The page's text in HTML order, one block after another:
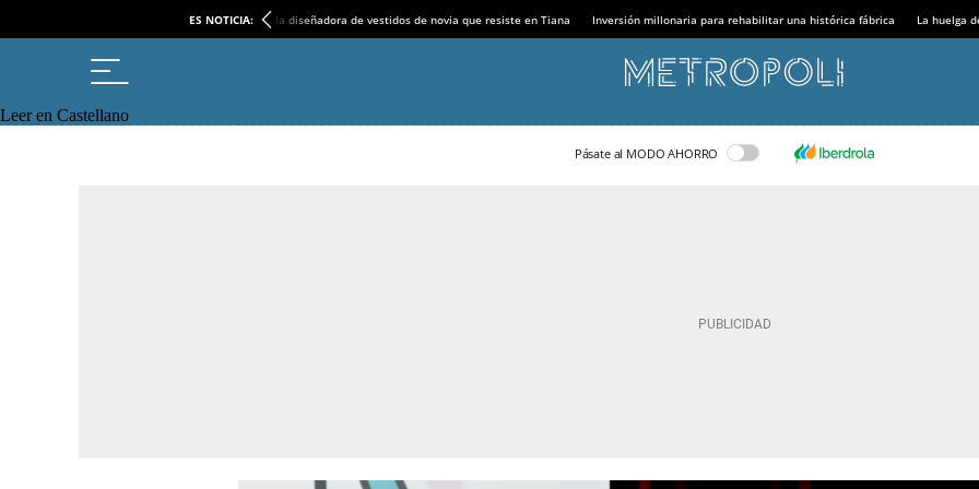
ES NOTICIA: la diseñadora de vestidos de novia que resiste en Tiana Inversión millonaria para rehabilitar una histórica fábrica La huelga
Leer en Castellano
Pásate al MODO AHORRO